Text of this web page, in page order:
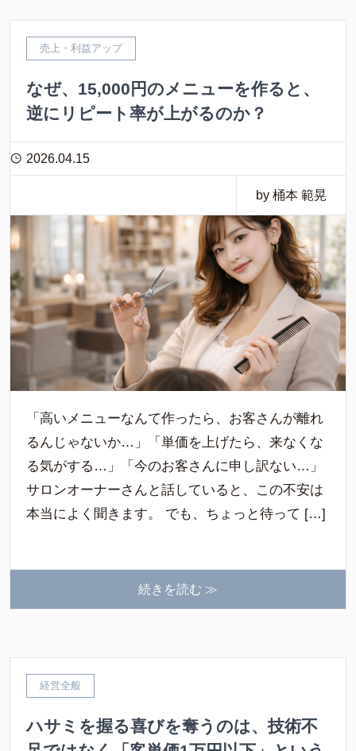
売上・利益アップ
なぜ、15,000円のメニューを作ると、
逆にリピート率が上がるのか？
2026.04.15
by 桶本 範晃
「高いメニューなんて作ったら、お客さんが離れ
るんじゃないか…」「単価を上げたら、来なくな
る気がする…」「今のお客さんに申し訳ない…」
サロンオーナーさんと話していると、この不安は
本当によく聞きます。 でも、ちょっと待って […]
続きを読む ≫
経営全般
ハサミを握る喜びを奪うのは、技術不